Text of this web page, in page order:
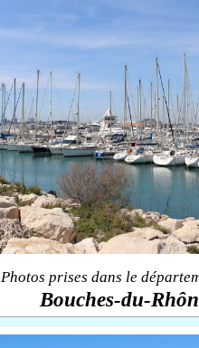
Photos prises dans le
Bouches-du-